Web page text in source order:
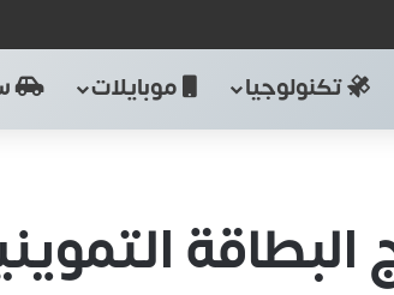
تكنولوجيا موبايلات
البطاقة